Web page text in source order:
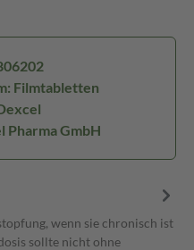
Filmtabletten
Pharma GmbH
wenn sie chronisch ist
sollte nicht ohne